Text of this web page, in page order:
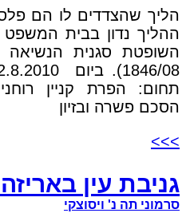
הליך שהצדדים לו הם
ההליך נדון בבית
השופטת סגנית
תחום: הפרת קניין
הסכם פשרה ובזיון
>>>
גניבת עין
סרמוני תה נ' ויסוצקי